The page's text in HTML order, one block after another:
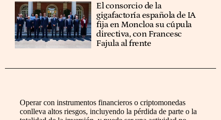
El consorcio de la
gigafactoría española de IA
fija en Moncloa su cúpula
directiva, con Francesc
Fajula al frente
Operar con instrumentos financieros o criptomonedas
conlleva altos riesgos, incluyendo la pérdida de parte o la